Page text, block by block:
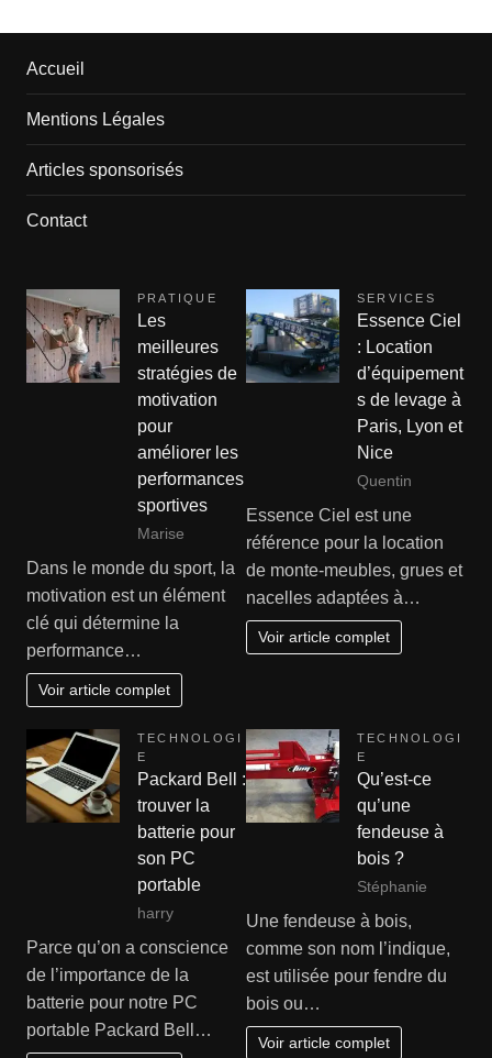
Accueil
Mentions Légales
Articles sponsorisés
Contact
PRATIQUE
Les
meilleures
stratégies de
motivation
pour
améliorer les
performances
sportives
Marise
Dans le monde du sport, la
motivation est un élément
clé qui détermine la
performance…
Voir article complet
SERVICES
Essence Ciel
: Location
d’équipement
s de levage à
Paris, Lyon et
Nice
Quentin
Essence Ciel est une
référence pour la location
de monte-meubles, grues et
nacelles adaptées à…
Voir article complet
TECHNOLOGI
E
Packard Bell :
trouver la
batterie pour
son PC
portable
harry
Parce qu’on a conscience
de l’importance de la
batterie pour notre PC
portable Packard Bell…
TECHNOLOGI
E
Qu’est-ce
qu’une
fendeuse à
bois ?
Stéphanie
Une fendeuse à bois,
comme son nom l’indique,
est utilisée pour fendre du
bois ou…
Voir article complet